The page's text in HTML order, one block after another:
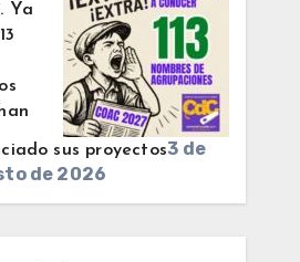
Ya
sus proyectos3 de
de 2026